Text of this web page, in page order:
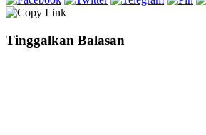
Tinggalkan Balasan